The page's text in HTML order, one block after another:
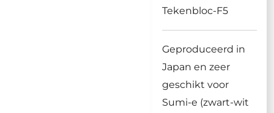
Tekenbloc-F5
Geproduceerd in
Japan en zeer
geschikt voor
Sumi-e (zwart-wit